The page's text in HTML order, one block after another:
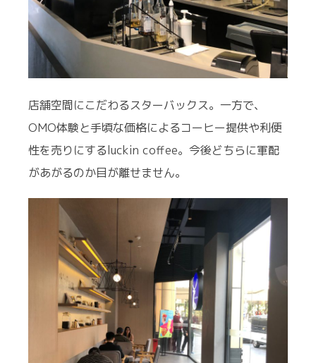
店舗空間にこだわるスターバックス。一方で、
OMO体験と手頃な価格によるコーヒー提供や利便
性を売りにするluckin coffee。今後どちらに軍配
があがるのか目が離せません。